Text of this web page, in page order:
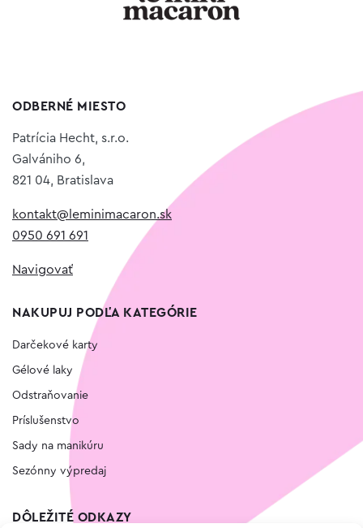
ODBERNÉ MIESTO
Patrícia Hecht, s.r.o.
Galvániho 6,
821 04, Bratislava
kontakt@leminimacaron.sk
0950 691 691
Navigovať
NAKUPUJ PODĽA KATEGÓRIE
Darčekové karty
Gélové laky
Odstraňovanie
Príslušenstvo
Sady na manikúru
Sezónny výpredaj
DÔLEŽITÉ ODKAZY